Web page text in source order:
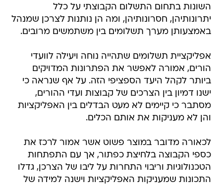
השונות בתחום התשלום הקבוצתי על כלל
יתרונותיהן, חסרונותיהן, ומה הן נותנות לצרכן שמנהל
באמצעותן מערך תשלומים בין משתמשים מרובים.
אפליקציית תשלומים שתהייה נוחה ויעילה לוועדי
הורים, אמורה לאפשר את הפתרונות המדויקים
ביותר לקהל היעד הספציפי הזה. על אף שנראה כי
ישנו דמיון בין הצרכים של קבוצות ועדי ההורים,
מסתבר כי קיימים לא מעט הבדלים בין האפליקציות
והן לא מעניקות את אותם הכלים.
לכאורה מדובר במוצר פשוט אשר אמור לרכז את
כספי הקבוצה בלחיצת כפתור, אך עם התפתחות
הטכנולוגיות וריבוי התחרות על ליבו של הצרכן, גדלו
התכונות שמעניקות האפליקציות וישנה למידה של